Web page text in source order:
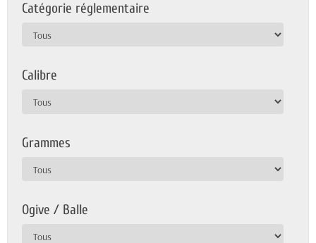
Catégorie réglementaire
Calibre
Grammes
Ogive / Balle